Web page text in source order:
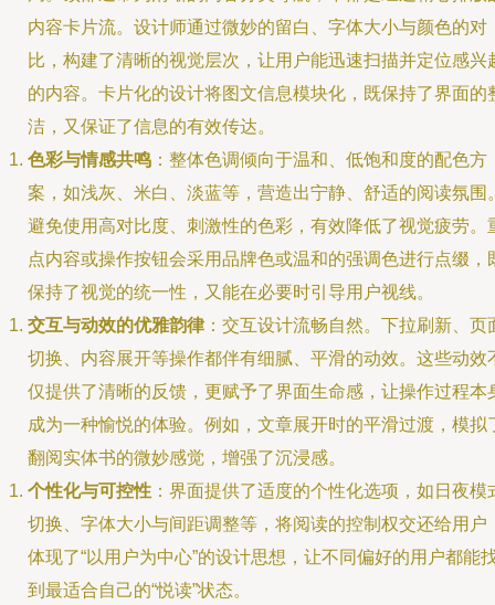
内容卡片流。设计师通过微妙的留白、字体大小与颜色的对
比，构建了清晰的视觉层次，让用户能迅速扫描并定位感兴
的内容。卡片化的设计将图文信息模块化，既保持了界面的
洁，又保证了信息的有效传达。
色彩与情感共鸣 ：整体色调倾向于温和、低饱和度的配色方
案，如浅灰、米白、淡蓝等，营造出宁静、舒适的阅读氛围
避免使用高对比度、刺激性的色彩，有效降低了视觉疲劳。
点内容或操作按钮会采用品牌色或温和的强调色进行点缀，
保持了视觉的统一性，又能在必要时引导用户视线。
交互与动效的优雅韵律：交互设计流畅自然。下拉刷新、页
切换、内容展开等操作都伴有细腻、平滑的动效。这些动效
仅提供了清晰的反馈，更赋予了界面生命感，让操作过程本
成为一种愉悦的体验。例如，文章展开时的平滑过渡，模拟
翻阅实体书的微妙感觉，增强了沉浸感。
个性化与可控性 ：界面提供了适度的个性化选项，如日夜模
切换、字体大小与间距调整等，将阅读的控制权交还给用户
体现了“以用户为中心”的设计思想，让不同偏好的用户都能
到最适合自己的“悦读”状态。